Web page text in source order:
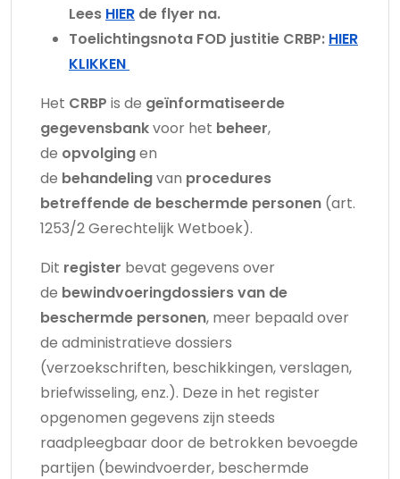
Lees HIER de flyer na.
Toelichtingsnota FOD justitie CRBP: HIER
KLIKKEN
Het CRBP is de geïnformatiseerde
gegevensbankvoor het beheer,
de opvolgingen
de behandelingvan procedures
betreffende de beschermde personen (art.
1253/2 Gerechtelijk Wetboek).
Dit register bevat gegevens over
de bewindvoeringdossiers van de
beschermde personen, meer bepaald over
de administratieve dossiers
(verzoekschriften, beschikkingen, verslagen,
briefwisseling, enz.). Deze in het register
opgenomen gegevens zijn steeds
raadpleegbaar door de betrokken bevoegde
partijen (bewindvoerder, beschermde